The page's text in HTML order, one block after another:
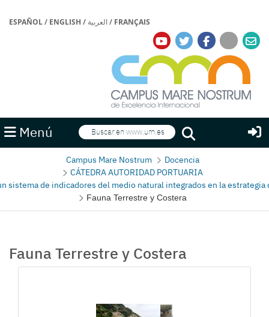
ESPAÑOL/ ENGLISH / العربية/ FRANÇAIS
Menú Buscar
Buscar
Campus Mare Nostrum
Docencia
CÁTEDRA AUTORIDAD PORTUARIA
sistema de indicadores del medio natural integrados en la estrategia
Fauna Terrestre y Costera
Fauna Terrestre y Costera